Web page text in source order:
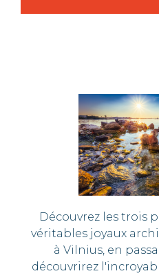
Découvrez les trois
véritables joyaux
à Vilnius, en
découvrirez